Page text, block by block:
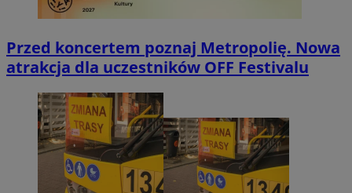
Przed koncertem poznaj Metropolię. Nowa
atrakcja dla uczestników OFF Festivalu